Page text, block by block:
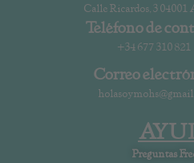
Calle Ricardos, 3 04001
Teléfono de
+34 677 310 821
Correo
Preguntas